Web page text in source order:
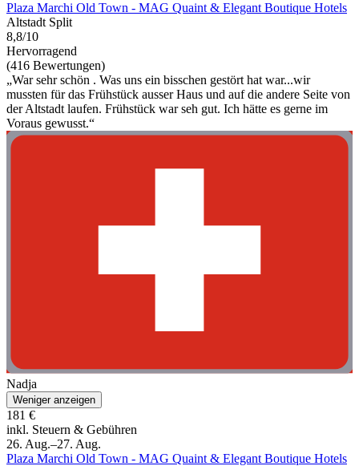
Plaza Marchi Old Town - MAG Quaint & Elegant Boutique Hotels
Altstadt Split
8,8/10
Hervorragend
(416 Bewertungen)
„War sehr schön . Was uns ein bisschen gestört hat war...wir
mussten für das Frühstück ausser Haus und auf die andere Seite von
der Altstadt laufen. Frühstück war seh gut. Ich hätte es gerne im
Voraus gewusst.“
Nadja
Weniger anzeigen
181 €
inkl. Steuern & Gebühren
26. Aug.–27. Aug.
Plaza Marchi Old Town - MAG Quaint & Elegant Boutique Hotels